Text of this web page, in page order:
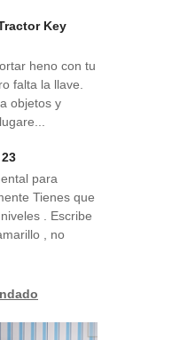
Key
heno con tu
falta la llave.
objetos y
para
Tienes que
. Escribe
, no